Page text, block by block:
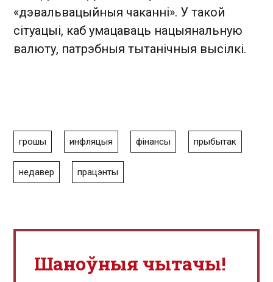
«дэвальвацыйныя чаканні». У такой
сітуацыі, каб умацаваць нацыянальную
валюту, патрэбныя тытанічныя высілкі.
грошы инфляцыя фінансы прыбытак
недавер працэнты
Шаноўныя чытачы!